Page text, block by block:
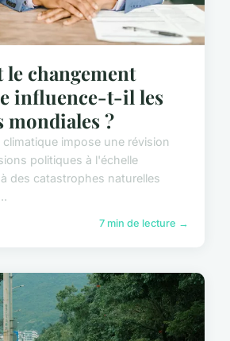
le changement
influence-t-il les
?
impose une révision
politiques à l'échelle
des catastrophes naturelles
7 min de lecture →